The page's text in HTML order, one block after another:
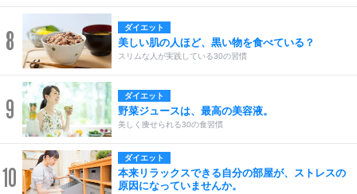
8 ダイエット
美しい肌の人ほど、黒い物を食べている？
スリムな人が実践している30の習慣
9 ダイエット
野菜ジュースは、最高の美容液。
美しく痩せられる30の食習慣
10
ダイエット
本来リラックスできる自分の部屋が、ストレスの
原因になっていませんか。